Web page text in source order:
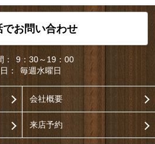
でお問い合わせ
9：30～19：00
：
毎週水曜日
会社概要
来店予約